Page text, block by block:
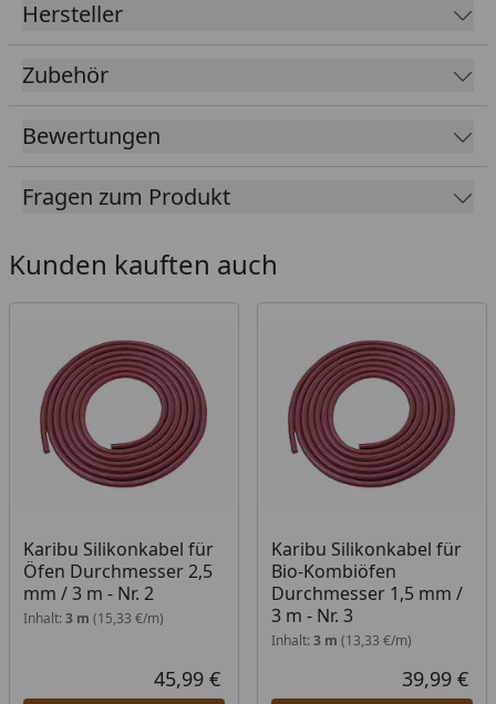
Ca. 12 kg Saunasteine
abweichen, diese wurde noch nicht aktualisiert)
Sicherheitsabschaltung
Inkl.:3 Meter Silikon-Netzanschlusskabel 5 x 2,5
mm²
Maximale Temperatur: ca. 70-100°C
Haushaltsstecker enthalten.
Zum Einsatz ausschließlich im privaten und
häuslichen Bereich geeignet.
Weka Saunaofen-Set 10 inkl. 5,4 kW Kompakt-
Ofen, Saunasteine, integrierte Steuerung
Hersteller
Zubehör
Bewertungen
Fragen zum Produkt
Kunden kauften auch
Karibu Silikonkabel für
Öfen Durchmesser 2,5
mm / 3 m - Nr. 2
Inhalt: 3 m (15,33 €/m)
Aktueller Preis
45,99 €
Karibu Silikonkabel für
Bio-Kombiöfen
Durchmesser 1,5 mm /
3 m - Nr. 3
Inhalt: 3 m (13,33 €/m)
39,99 €